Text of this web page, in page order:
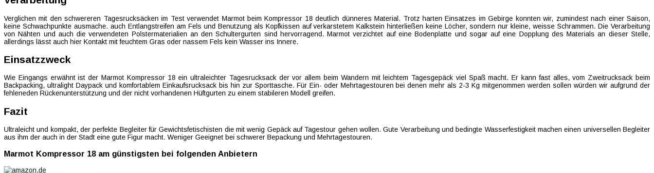
Verglichen mit den schwereren Tagesrucksäcken im Test verwendet Marmot beim Kompressor 18 deutlich dünneres Material. Trotz harten Einsatzes im Gebirge konnten wir, zumindest nach einer Saison,
keine Schwachpunkte ausmache. auch Entlangstreifen am Fels und Benutzung als Kopfkissen auf verkarstetem Kalkstein hinterließen keine Löcher, sondern nur kleine, weisse Schrammen. Die Verarbeitung
von Nähten und auch die verwendeten Polstermaterialien an den Schultergurten sind hervorragend. Marmot verzichtet auf eine Bodenplatte und sogar auf eine Dopplung des Materials an dieser Stelle,
allerdings lässt auch hier Kontakt mit feuchtem Gras oder nassem Fels kein Wasser ins Innere.
Einsatzzweck
Wie Eingangs erwähnt ist der Marmot Kompressor 18 ein ultraleichter Tagesrucksack der vor allem beim Wandern mit leichtem Tagesgepäck viel Spaß macht. Er kann fast alles, vom Zweitrucksack beim
Backpacking, ultralight Daypack und komfortablem Einkaufsrucksack bis hin zur Sporttasche. Für Ein- oder Mehrtagestouren bei denen mehr als 2-3 Kg mitgenommen werden sollen würden wir aufgrund der
fehleneden Rückenunterstützung und der nicht vorhandenen Hüftgurten zu einem stabileren Modell greifen.
Fazit
Ultraleicht und kompakt, der perfekte Begleiter für Gewichtsfetischisten die mit wenig Gepäck auf Tagestour gehen wollen. Gute Verarbeitung und bedingte Wasserfestigkeit machen einen universellen Begleiter
aus ihm der auch in der Stadt eine gute Figur macht. Weniger Geeignet bei schwerer Bepackung und Mehrtagestouren.
Marmot Kompressor 18 am günstigsten bei folgenden Anbietern